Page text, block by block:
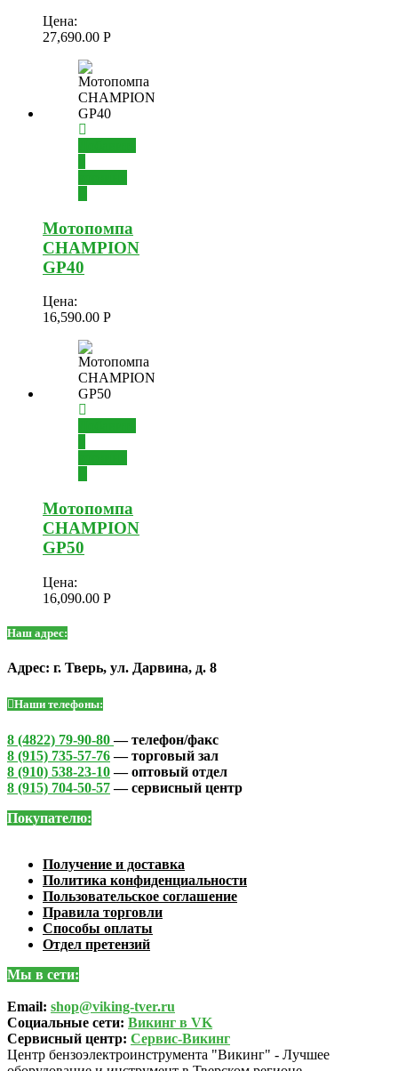
Цена:
27,690.00 Р
Мотопомпа
CHAMPION
GP40
Цена:
16,590.00 Р
Мотопомпа
CHAMPION
GP50
Цена:
16,090.00 Р
Наш адрес:
Адрес: г. Тверь, ул. Дарвина, д. 8
Наши телефоны:
8 (4822) 79-90-80— телефон/факс
8 (915) 735-57-76— торговый зал
8 (910) 538-23-10— оптовый отдел
8 (915) 704-50-57— сервисный центр
Покупателю:
Получение и доставка
Политика конфиденциальности
Пользовательское соглашение
Правила торговли
Способы оплаты
Отдел претензий
Мы в сети:
Email: shop@viking-tver.ru
Социальные сети: Викинг в VK
Сервисный центр: Сервис-Викинг
Центр бензоэлектроинструмента "Викинг" - Лучшее